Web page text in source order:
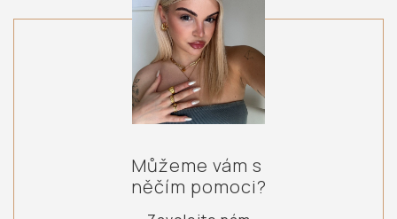
Můžeme vám s
něčím pomoci?